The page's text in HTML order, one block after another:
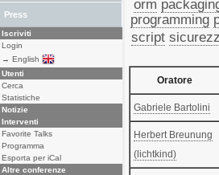
orm
programming
script
Oratore
Gabriele Bartolini
Herbert Breunung
(‎lichtkind‎)
Press
Iscriviti
Login
→ English
Utenti
Cerca
Statistiche
Notizie
Interventi
Favorite Talks
Programma
Esporta per iCal
Altre conferenze